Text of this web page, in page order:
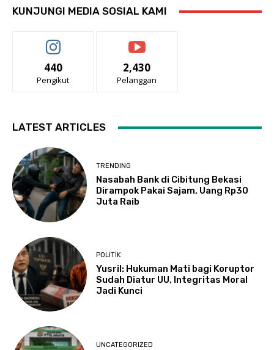
KUNJUNGI MEDIA SOSIAL KAMI
440
Pengikut
2,430
Pelanggan
LATEST ARTICLES
TRENDING
Nasabah Bank di Cibitung Bekasi
Dirampok Pakai Sajam, Uang Rp30
Juta Raib
POLITIK
Yusril: Hukuman Mati bagi Koruptor
Sudah Diatur UU, Integritas Moral
Jadi Kunci
UNCATEGORIZED